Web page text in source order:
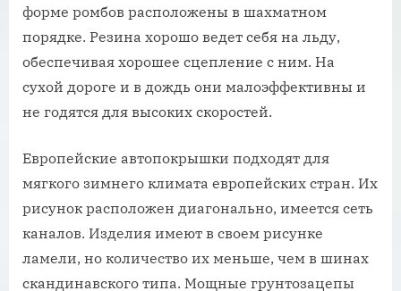
форме ромбов расположены в шахматном
порядке. Резина хорошо ведет себя на льду,
обеспечивая хорошее сцепление с ним. На
сухой дороге и в дождь они малоэффективны и
не годятся для высоких скоростей.
Европейские автопокрышки подходят для
мягкого зимнего климата европейских стран. Их
рисунок расположен диагонально, имеется сеть
каналов. Изделия имеют в своем рисунке
ламели, но количество их меньше, чем в шинах
скандинавского типа. Мощные грунтозацепы